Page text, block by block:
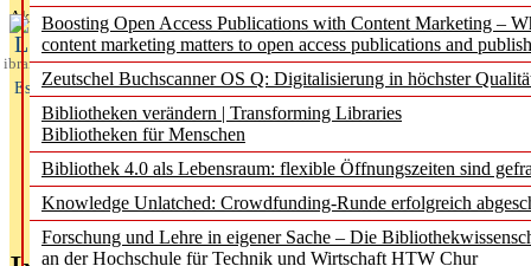
Boosting Open Access Publications with Content Marketing –
content marketing matters to open access publications and
Zeutschel Buchscanner OS Q: Digitalisierung in höchster
Bibliotheken verändern | Transforming Libraries
Bibliotheken für Menschen
Bibliothek 4.0 als Lebensraum: flexible Öffnungszeiten sind
Knowledge Unlatched: Crowdfunding-Runde erfolgreich
Forschung und Lehre in eigener Sache – Die
an der Hochschule für Technik und Wirtschaft HTW Chur
Aktuelles aus
L
ibrary
Essentials